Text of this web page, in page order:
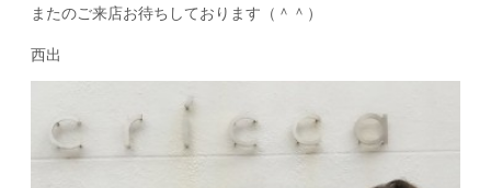
またのご来店お待ちしております（＾＾）
西出